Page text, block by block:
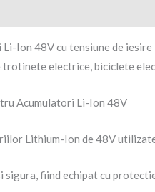
Ion 48V cu tensiune de iesire
trotinete electrice, biciclete
Acumulatori Li-Ion 48V
Lithium-Ion de 48V
sigura, fiind echipat cu